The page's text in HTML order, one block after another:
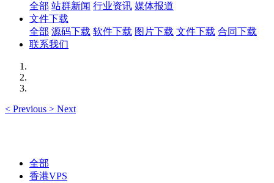
全部 站群新闻 行业资讯 媒体报道
文件下载
全部 源码下载 软件下载 图片下载 文件下载 合同下载
联系我们
< Previous > Next
全部
香港VPS